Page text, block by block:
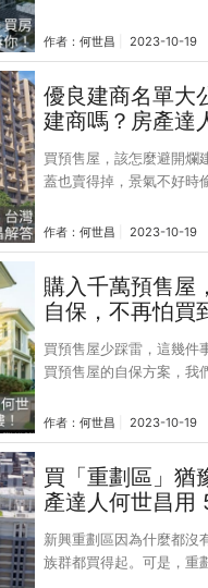
商說了算，絕大部份建案
其他配合廠商重要。 如
也沒用，像南港、土城
廠，但因建商經驗不足、
要死。這就像一個米其林
作者： 何世昌 2023-10-19
優良建商名單大
建商嗎？房產達
買預售屋，該怎麼避開爛建案？ 有些人說預售屋不能買，因為景
蓋也賣得掉，景氣不好時
近出現一種說法，建議民
麼呢？台灣建商形態很特
籌者」，整合建築師、
因為建商最大，其他人都
爛，那房子也不香了。 所
作者： 何世昌 2023-10-19
購入千萬預售屋
自保，不再怕買
買預售屋少踩雷，這幾件事要注意 大家都害怕買預售屋遇到
買預售屋的自保方案，
配民間版公司查詢系統（
變更，以及訴訟紀錄，還
賣得貴，不是人人都負
課。
作者： 何世昌 2023-10-19
買「重劃區」猶
產達人何世昌用
新興重劃區因為什麼都沒
族群都買得起。可是，重